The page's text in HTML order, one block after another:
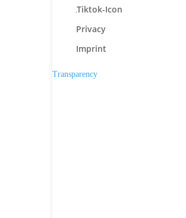
Tiktok-Icon
Privacy
Imprint
Transparency